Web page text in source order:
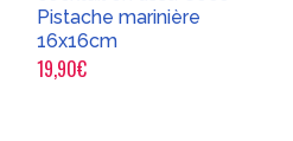
Pistache marinière
16x16cm
19,90€